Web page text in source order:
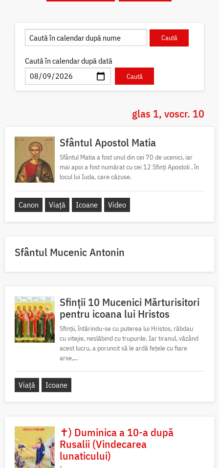
Caută în calendar după dată
glas 1, voscr. 10
Sfântul Apostol Matia
Sfântul Matia a fost unul din cei 70 de ucenici, iar
mai apoi a fost numărat cu cei 12 Sfinți Apostoli , în
locul lui Iuda, care căzuse.
Canon Viață Icoane Video
Sfântul Mucenic Antonin
Sfinții 10 Mucenici Mărturisitori
pentru icoana lui Hristos
Sfinții, întărindu-se cu puterea lui Hristos, răbdau
cu vitejie, neslăbind cu trupurile. Iar tiranul, văzând
acest lucru, a poruncit să le ardă fețele cu fiare
arse,...
Viață Icoane
✝) Duminica a 10-a după
Rusalii (Vindecarea
lunaticului)